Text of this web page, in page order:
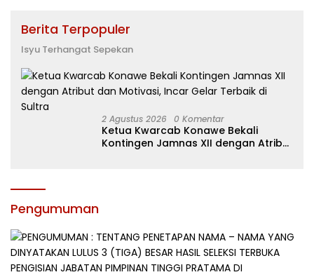
Berita Terpopuler
Isyu Terhangat Sepekan
2 Agustus 2026 0 Komentar
Ketua Kwarcab Konawe Bekali
Kontingen Jamnas XII dengan Atribut
Pengumuman